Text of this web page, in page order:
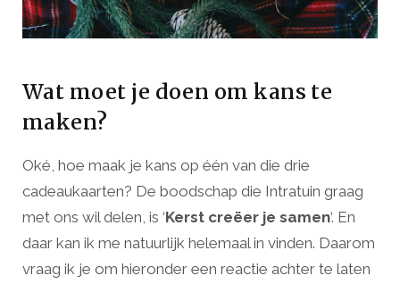
Wat moet je doen om kans te
maken?
Oké, hoe maak je kans op één van die drie
cadeaukaarten? De boodschap die Intratuin graag
met ons wil delen, is ‘Kerst creëer je samen‘. En
daar kan ik me natuurlijk helemaal in vinden. Daarom
vraag ik je om hieronder een reactie achter te laten